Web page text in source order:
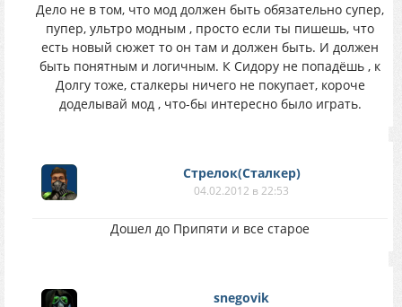
Дело не в том, что мод должен быть обязательно супер,
пупер, ультро модным , просто если ты пишешь, что
есть новый сюжет то он там и должен быть. И должен
быть понятным и логичным. К Сидору не попадёшь , к
Долгу тоже, сталкеры ничего не покупает, короче
доделывай мод , что-бы интересно было играть.
Стрелок(Сталкер)
04.02.2012 в 22:53
Дошел до Припяти и все старое
snegovik